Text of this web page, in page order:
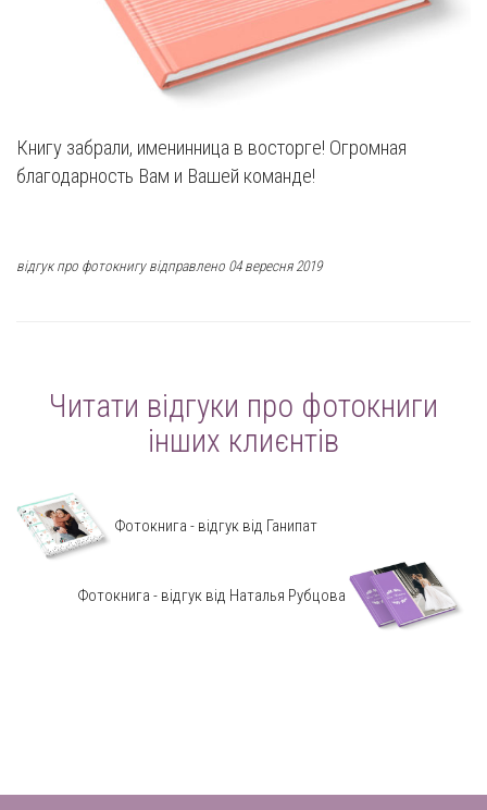
Книгу забрали, именинница в восторге! Огромная
благодарность Вам и Вашей команде!
відгук про фотокнигу відправлено 04 вересня 2019
Читати відгуки про фотокниги
інших клиєнтів
Фотокнига - відгук від Ганипат
Фотокнига - відгук від Наталья Рубцова